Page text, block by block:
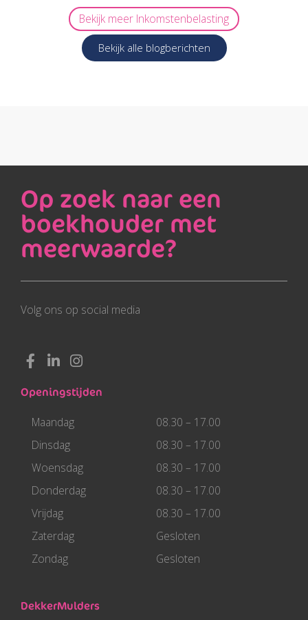
Bekijk meer Inkomstenbelasting
Bekijk alle blogberichten
DekkerMulders
Openingstijden
Maandag
08.30 – 17.00
Dinsdag
08.30 – 17.00
Woensdag
08.30 – 17.00
Donderdag
08.30 – 17.00
Vrijdag
08.30 – 17.00
Zaterdag
Gesloten
Zondag
Gesloten
Op zoek naar een
boekhouder met
meerwaarde?
Volg ons op social media
F
a
c
e
b
o
o
k
-
f
L
i
n
k
e
d
i
-
i
I
n
s
t
m